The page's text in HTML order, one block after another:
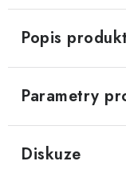
Popis
Parametry
Diskuze